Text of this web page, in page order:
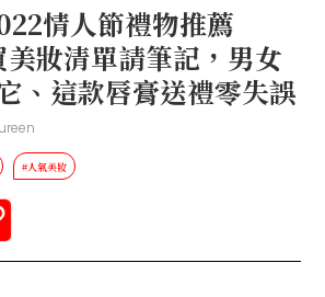
情人節禮物推薦
妝清單請筆記，男女
、這款唇膏送禮零失誤
#人氣美妝